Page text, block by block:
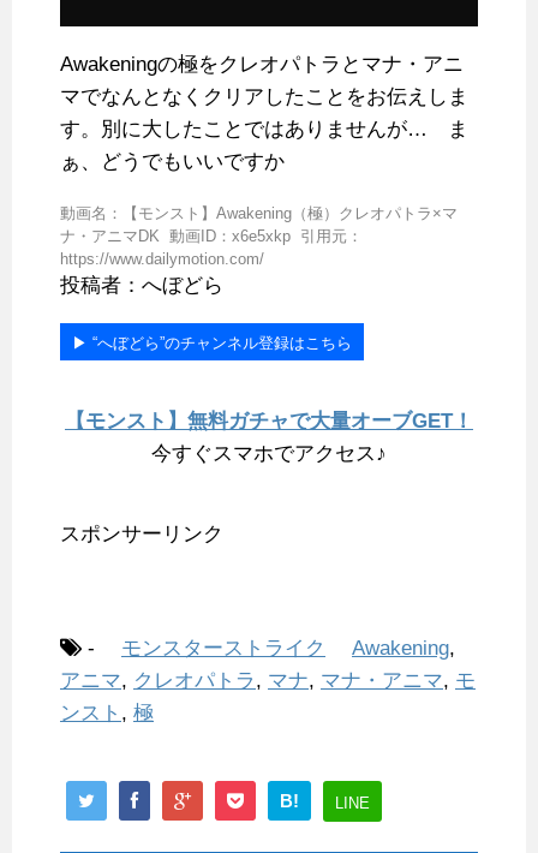
Awakeningの極をクレオパトラとマナ・アニ
マでなんとなくクリアしたことをお伝えしま
す。別に大したことではありませんが… ま
ぁ、どうでもいいですか
動画名：【モンスト】Awakening（極）クレオパトラ×マ
ナ・アニマDK 動画ID：x6e5xkp 引用元：
https://www.dailymotion.com/
投稿者：へぼどら
▶︎ “へぼどら”のチャンネル登録はこちら
【モンスト】無料ガチャで大量オーブGET！
今すぐスマホでアクセス♪
スポンサーリンク
- モンスターストライク Awakening,
アニマ, クレオパトラ , マナ, マナ・アニマ, モ
ンスト , 極
B! LINE